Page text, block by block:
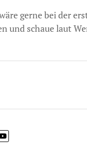
gerne bei der
und schaue laut